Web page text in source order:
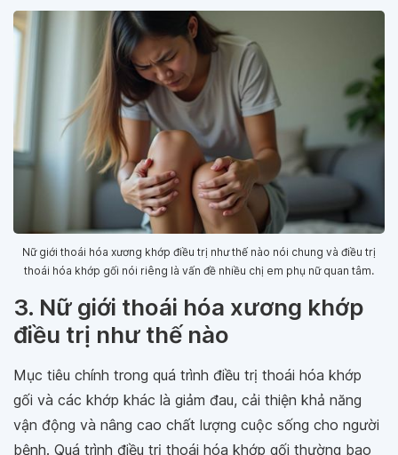
Nữ giới thoái hóa xương khớp điều trị như thế nào nói chung và điều trị
thoái hóa khớp gối nói riêng là vấn đề nhiều chị em phụ nữ quan tâm.
3. Nữ giới thoái hóa xương khớp
điều trị như thế nào
Mục tiêu chính trong quá trình điều trị thoái hóa khớp
gối và các khớp khác là giảm đau, cải thiện khả năng
vận động và nâng cao chất lượng cuộc sống cho người
bệnh. Quá trình điều trị thoái hóa khớp gối thường bao